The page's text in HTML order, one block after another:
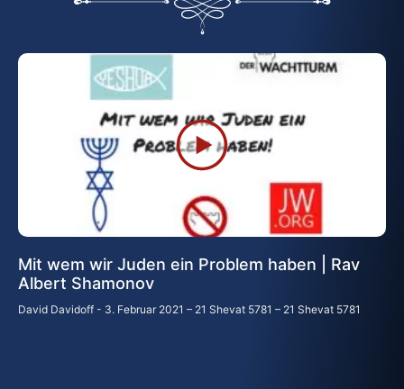
Mit wem wir Juden ein Problem haben | Rav
Albert Shamonov
David Davidoff 3. Februar 2021 – 21 Shevat 5781 – 21 Shevat 5781